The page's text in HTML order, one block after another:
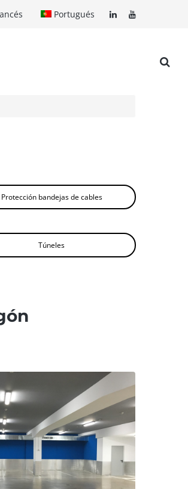
Portugués
Protección bandejas de cables
Túneles